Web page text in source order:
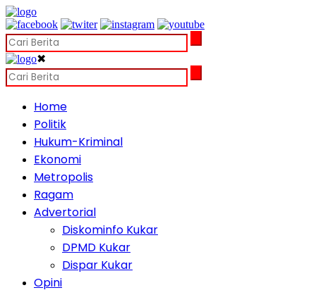
✖
Home
Politik
Hukum-Kriminal
Ekonomi
Metropolis
Ragam
Advertorial
Diskominfo Kukar
DPMD Kukar
Dispar Kukar
Opini